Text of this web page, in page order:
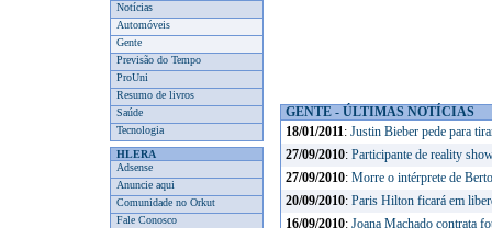
Notícias
Automóveis
Gente
Previsão do Tempo
ProUni
Resumo de livros
Saúde
Tecnologia
HLERA
Adsense
Anuncie aqui
Comunidade no Orkut
Fale Conosco
GENTE - ÚLTIMAS NOTÍCIAS
18/01/2011: Justin Bieber pede para
27/09/2010: Participante de reality
27/09/2010: Morre o intérprete de
20/09/2010: Paris Hilton ficará em
16/09/2010: Joana Machado contrata